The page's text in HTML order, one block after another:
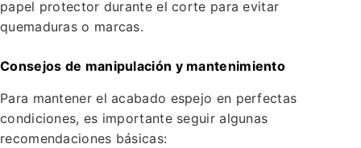
papel protector durante el corte para evitar
quemaduras o marcas.
Consejos de manipulación y mantenimiento
Para mantener el acabado espejo en perfectas
condiciones, es importante seguir algunas
recomendaciones básicas: